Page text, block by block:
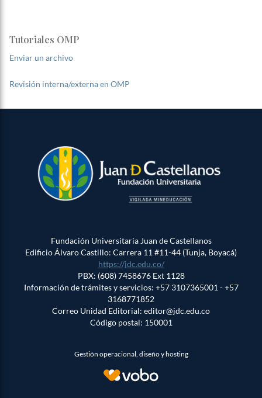
Tutoriales OMP
Enviar un archivo
Revisión interna/externa en OMP
Fundación Universitaria Juan de Castellanos
Edificio Álvaro Castillo: Carrera 11 #11-44 (Tunja, Boyacá)
https://jdc.edu.co/
PBX: (608) 7458676 Ext 1128
Información de trámites y servicios: +57 3107365001 - +57
3168771852
Correo Unidad Editorial: editor@jdc.edu.co
Código postal: 150001
Gestión operacional, diseño y hosting